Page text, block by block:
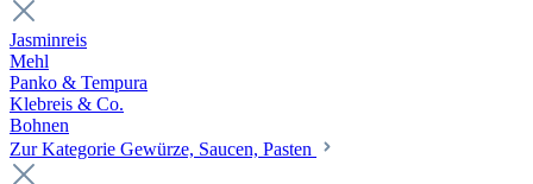
Jasminreis
Mehl
Panko & Tempura
Klebreis & Co.
Bohnen
Zur Kategorie Gewürze, Saucen, Pasten